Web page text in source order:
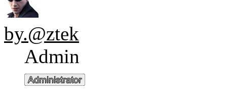
by.@ztek
Admin